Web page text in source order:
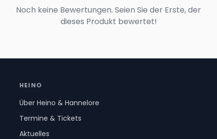
Noch keine Bewertungen. Seien Sie der Erste, der
dieses Produkt bewertet!
HEINO
Über Heino & Hannelore
Termine & Tickets
Aktuelles